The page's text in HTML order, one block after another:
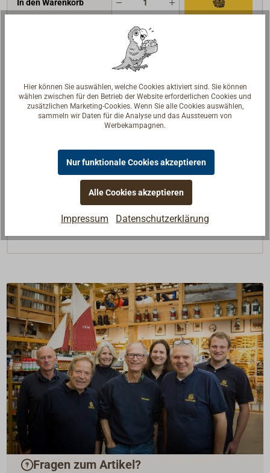
In den Warenkorb
Beschreibung
Professioneller Treibanker aus sehr schwerem,
gelbem PVC-beschichteten Planengewebe.
Vier 40 mm breite Gurtbänder verstärken den an
unten nach oben und rundherum. Sie gehen in einem
langen Hahnepot über und enden in einem Wirbel
aus Edelstahl zum Anpicken des Treibankers an die
bordseitige Leine.
Lieferung mit Packtasche.
Fragen zum Artikel?
Hier können Sie auswählen, welche Cookies aktiviert sind. Sie können
wählen zwischen für den Betrieb der Website erforderlichen Cookies und
zusätzlichen Marketing-Cookies. Wenn Sie alle Cookies auswählen,
sammeln wir Daten für die Analyse und das Aussteuern von
Werbekampagnen.
Nur funktionale Cookies akzeptieren
Alle Cookies akzeptieren
Impressum Datenschutzerklärung